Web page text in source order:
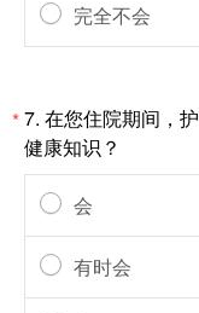
完全不会
*7. 在您住院期间，
健康知识？
会
有时会